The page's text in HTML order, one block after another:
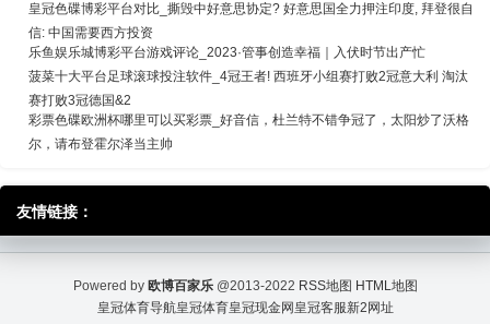
皇冠色碟博彩平台对比_撕毁中好意思协定? 好意思国全力押注印度, 拜登很自
信: 中国需要西方投资
乐鱼娱乐城博彩平台游戏评论_2023·管事创造幸福｜入伏时节出产忙
菠菜十大平台足球滚球投注软件_4冠王者! 西班牙小组赛打败2冠意大利 淘汰
赛打败3冠德国&2
彩票色碟欧洲杯哪里可以买彩票_好音信，杜兰特不错争冠了，太阳炒了沃格
尔，请布登霍尔泽当主帅
友情链接：
Powered by 欧博百家乐@2013-2022 RSS地图 HTML地图
皇冠体育导航皇冠体育皇冠现金网 皇冠客服新2网址